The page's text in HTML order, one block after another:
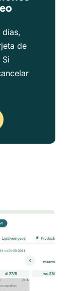
días,
de